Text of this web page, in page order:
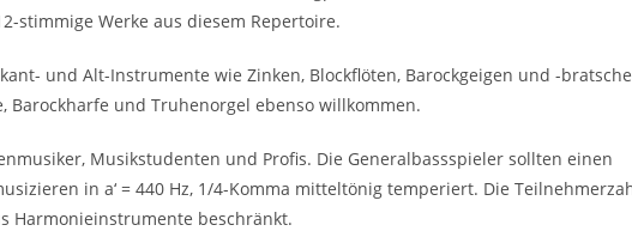
stimmige Werke aus diesem Repertoire.
und Alt-Instrumente wie Zinken, Blockflöten, Barockgeigen und -
und Truhenorgel ebenso willkommen.
Musikstudenten und Profis. Die Generalbassspieler sollten einen
in a‘ = 440 Hz, 1/4-Komma mitteltönig temperiert. Die
Harmonieinstrumente beschränkt.